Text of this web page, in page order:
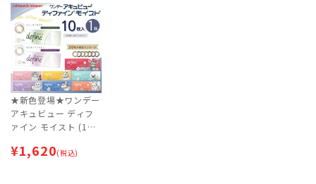
★新色登場★ワンデー
アキュビュー ディフ
ァイン モイスト (1箱
サークルレンズ
¥1,620(税込)